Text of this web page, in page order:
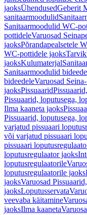
jaoksÜhendusedGeberit
sanitaarmoodulid
Sanitaarmoodulid WC-
pottideleVaruosad
jaoksPõrandapealsetele
WC-pottidele jaoks
jaoksKulumaterjal
Sanitaarmoodulid
bideedeleVaruosad
jaoksPissuaarid
Pissuaarid, loputusega,
Ilma kaaneta jaoks
Pissuaarid, loputusega,
varjatud pissuaari
või varjatud pissuaari
pissuaari
loputusregulaator jaoks
loputusregulaatorile
loputusregulaatorile jaoks
jaoksVaruosad
jaoksLoputusservata
veevaba käitamine
jaoksIlma kaaneta